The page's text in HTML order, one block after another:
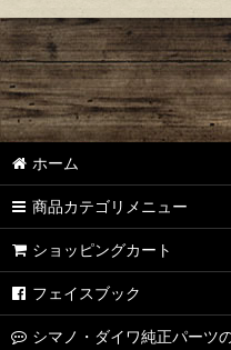
ホーム
商品カテゴリメニュー
ショッピングカート
フェイスブック
シマノ・ダイワ純正パーツ